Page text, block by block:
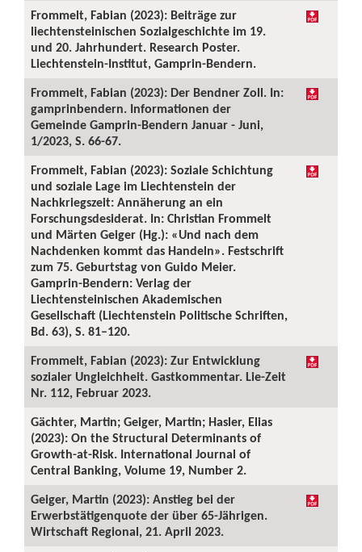
Frommelt, Fabian (2023): Beiträge zur
liechtensteinischen Sozialgeschichte im 19.
und 20. Jahrhundert. Research Poster.
Liechtenstein-Institut, Gamprin-Bendern.
Frommelt, Fabian (2023): Der Bendner Zoll. In:
gamprinbendern. Informationen der
Gemeinde Gamprin-Bendern Januar - Juni,
1/2023, S. 66-67.
Frommelt, Fabian (2023): Soziale Schichtung
und soziale Lage im Liechtenstein der
Nachkriegszeit: Annäherung an ein
Forschungsdesiderat. In: Christian Frommelt
und Märten Geiger (Hg.): «Und nach dem
Nachdenken kommt das Handeln». Festschrift
zum 75. Geburtstag von Guido Meier.
Gamprin-Bendern: Verlag der
Liechtensteinischen Akademischen
Gesellschaft (Liechtenstein Politische Schriften,
Bd. 63), S. 81–120.
Frommelt, Fabian (2023): Zur Entwicklung
sozialer Ungleichheit. Gastkommentar. Lie-Zeit
Nr. 112, Februar 2023.
Gächter, Martin; Geiger, Martin; Hasler, Elias
(2023): On the Structural Determinants of
Growth-at-Risk. International Journal of
Central Banking, Volume 19, Number 2.
Geiger, Martin (2023): Anstieg bei der
Erwerbstätigenquote der über 65-Jährigen.
Wirtschaft Regional, 21. April 2023.